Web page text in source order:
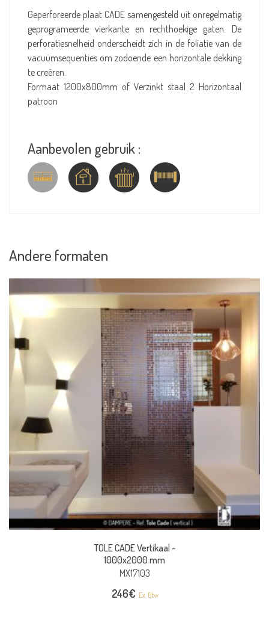
Geperforeerde plaat CADE samengesteld uit onregelmatig
geprogrameerde vierkante en rechthoekige gaten. De
perforatiesnelheid onderscheidt zich in de foliatie van de
vacuümsequenties om zodoende een horizontale dekking
te creëren.
Formaat 1200x800mm of Verzinkt staal 2 Horizontaal
patroon
Aanbevolen gebruik :
Andere formaten
TOLE CADE Vertikaal -
1000x2000 mm
MX17103
246€ Ex. Btw